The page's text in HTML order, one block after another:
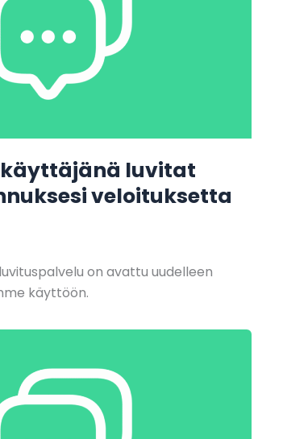
luvitat
veloituksetta
on avattu uudelleen
käyttöön.